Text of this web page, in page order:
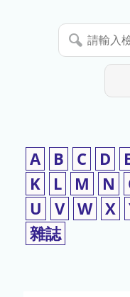
暫
停
請
輸
A B C D
K
L M N
U
V W X
雜誌